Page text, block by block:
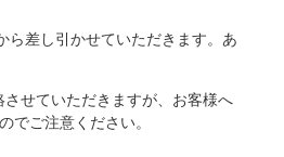
ら差し引かせていただきます。あ
せていただきますが、お客様へ
でご注意ください。